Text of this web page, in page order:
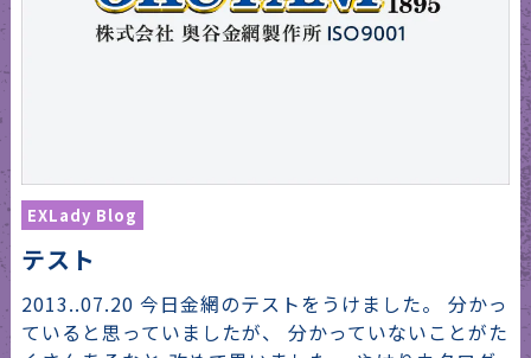
EXLady Blog
テスト
2013..07.20 今日金網のテストをうけました。 分かっ
ていると思っていましたが、 分かっていないことがた